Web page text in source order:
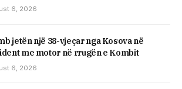
6, 2026
jetën një 38-vjeçar nga Kosova në
me motor në rrugën e Kombit
6, 2026